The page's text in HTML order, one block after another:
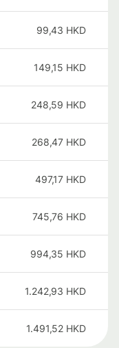
99,43 HKD
149,15 HKD
248,59 HKD
268,47 HKD
497,17 HKD
745,76 HKD
994,35 HKD
1.242,93 HKD
1.491,52 HKD